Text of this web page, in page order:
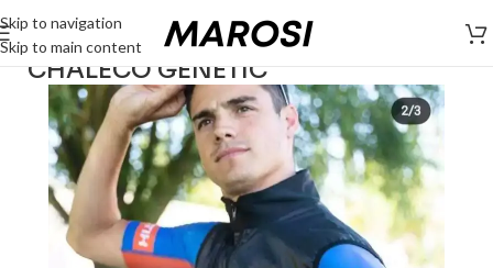
Skip to navigation
Skip to main content
CHALECO GENETIC